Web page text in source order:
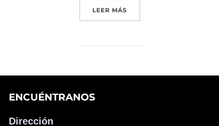
LEER MÁS«INSTALACIÓN Y
ENCUÉNTRANOS
Dirección